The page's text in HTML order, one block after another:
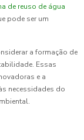
de reuso de água
pode ser um
a formação de
Essas
e a
necessidades do